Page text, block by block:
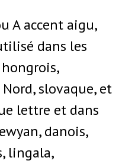
A accent aigu,
dans les
slovaque, et
lettre et dans
danois,
lingala,